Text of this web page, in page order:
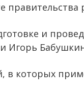
правительства
и
Игорь
которых